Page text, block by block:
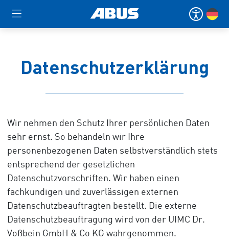
Datenschutzerklärung
Wir nehmen den Schutz Ihrer persönlichen Daten
sehr ernst. So behandeln wir Ihre
personenbezogenen Daten selbstverständlich stets
entsprechend der gesetzlichen
Datenschutzvorschriften. Wir haben einen
fachkundigen und zuverlässigen externen
Datenschutzbeauftragten bestellt. Die externe
Datenschutzbeauftragung wird von der UIMC Dr.
Voßbein GmbH & Co KG wahrgenommen.